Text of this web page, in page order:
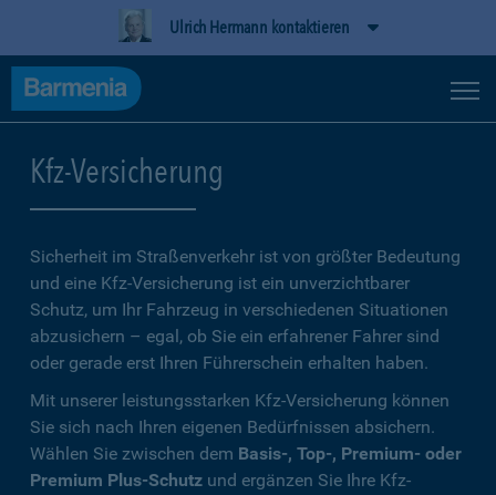
Ulrich Hermann kontaktieren
Kfz-Versicherung
Sicherheit im Straßenverkehr ist von größter Bedeutung
und eine Kfz-Versicherung ist ein unverzichtbarer
Schutz, um Ihr Fahrzeug in verschiedenen Situationen
abzusichern – egal, ob Sie ein erfahrener Fahrer sind
oder gerade erst Ihren Führerschein erhalten haben.
Mit unserer leistungsstarken Kfz-Versicherung können
Sie sich nach Ihren eigenen Bedürfnissen absichern.
Wählen Sie zwischen dem Basis-, Top-, Premium- oder
Premium Plus-Schutz und ergänzen Sie Ihre Kfz-